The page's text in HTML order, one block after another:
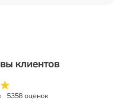
клиентов
5358 оценок